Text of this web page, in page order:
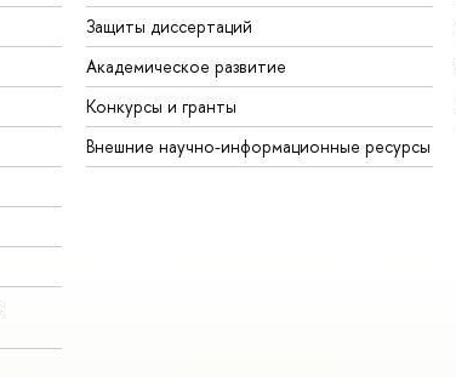
Защиты диссертаций
Академическое развитие
Конкурсы и гранты
Внешние научно-информационные ресурсы